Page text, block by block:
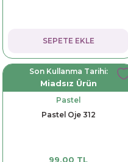
SEPETE EKLE
Son Kullanma Tarihi:
Miadsız Ürün
Pastel
Pastel Oje 312
99,00 TL